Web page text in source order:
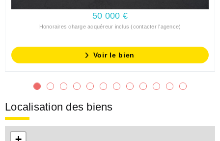
50 000 €
Honoraires charge acquéreur inclus (contacter l'agence)
Voir le bien
Localisation des biens